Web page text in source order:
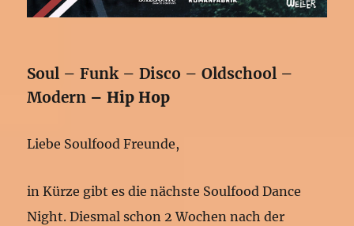
Soul – Funk – Disco – Oldschool –
Modern – Hip Hop
Liebe Soulfood Freunde,
in Kürze gibt es die nächste Soulfood Dance
Night. Diesmal schon 2 Wochen nach der